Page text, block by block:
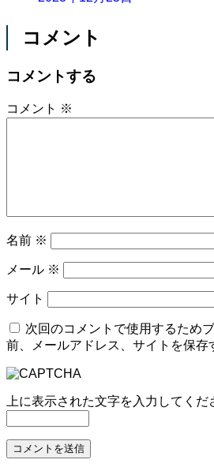
コメント
コメントする
コメント ※
名前 ※
メール ※
サイト
次回のコメントで使用するため
前、メールアドレス、サイトを保存
上に表示された文字を入力してくだ